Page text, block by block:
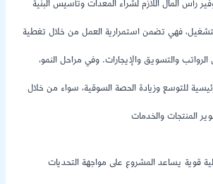
رأس المال اللازم لشراء المعدات وتأسيس البنية
فهي تضمن استمرارية العمل من خلال تغطية
الرواتب والتسويق والإيجارات. وفي مراحل النمو،
للتوسع وزيادة الحصة السوقية، سواء من خلال
قوية يساعد المشروع على مواجهة التحديات